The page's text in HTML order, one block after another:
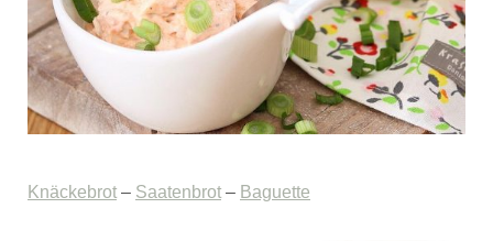
Knäckebrot – Saatenbrot – Baguette